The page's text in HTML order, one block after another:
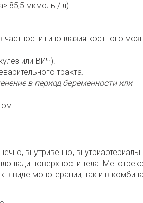
85,5 мкмоль / л).
гипоплазия костного
или ВИЧ).
тракта.
в период беременности или
внутривенно,
поверхности тела.
виде монотерапии, так и в